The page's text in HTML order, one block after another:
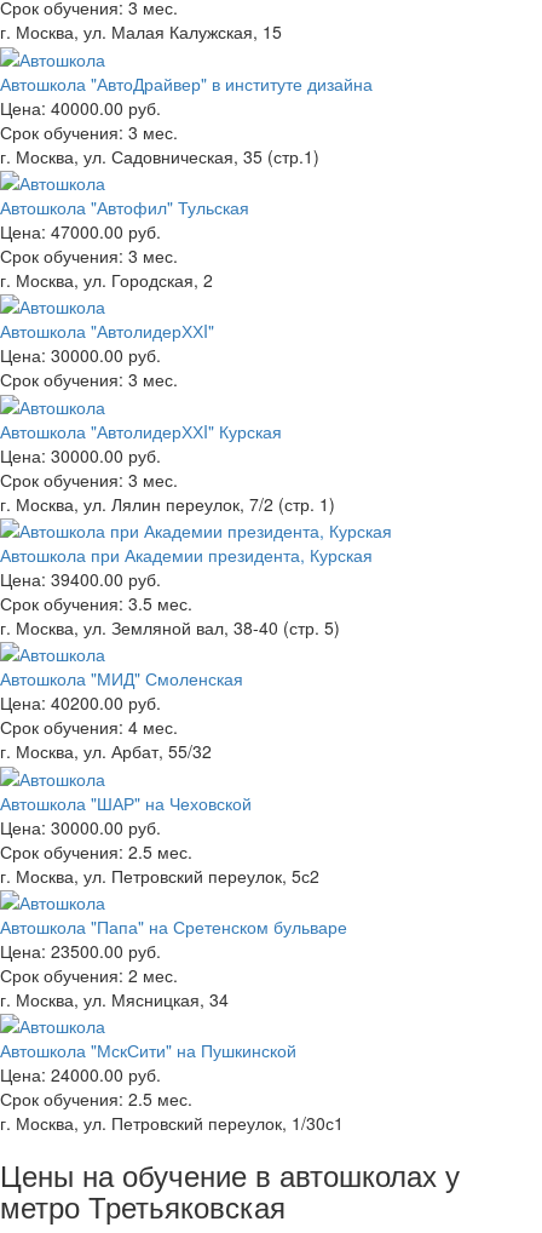
Срок обучения: 3 мес.
г. Москва, ул. Малая Калужская, 15
Автошкола "АвтоДрайвер" в институте дизайна
Цена: 40000.00 руб.
Срок обучения: 3 мес.
г. Москва, ул. Садовническая, 35 (стр.1)
Автошкола "Автофил" Тульская
Цена: 47000.00 руб.
Срок обучения: 3 мес.
г. Москва, ул. Городская, 2
Автошкола "АвтолидерХХI"
Цена: 30000.00 руб.
Срок обучения: 3 мес.
Автошкола "АвтолидерХХI" Курская
Цена: 30000.00 руб.
Срок обучения: 3 мес.
г. Москва, ул. Лялин переулок, 7/2 (стр. 1)
Автошкола при Академии президента, Курская
Цена: 39400.00 руб.
Срок обучения: 3.5 мес.
г. Москва, ул. Земляной вал, 38-40 (стр. 5)
Автошкола "МИД" Смоленская
Цена: 40200.00 руб.
Срок обучения: 4 мес.
г. Москва, ул. Арбат, 55/32
Автошкола "ШАР" на Чеховской
Цена: 30000.00 руб.
Срок обучения: 2.5 мес.
г. Москва, ул. Петровский переулок, 5с2
Автошкола "Папа" на Сретенском бульваре
Цена: 23500.00 руб.
Срок обучения: 2 мес.
г. Москва, ул. Мясницкая, 34
Автошкола "МскСити" на Пушкинской
Цена: 24000.00 руб.
Срок обучения: 2.5 мес.
г. Москва, ул. Петровский переулок, 1/30с1
Цены на обучение в автошколах у
метро Третьяковская